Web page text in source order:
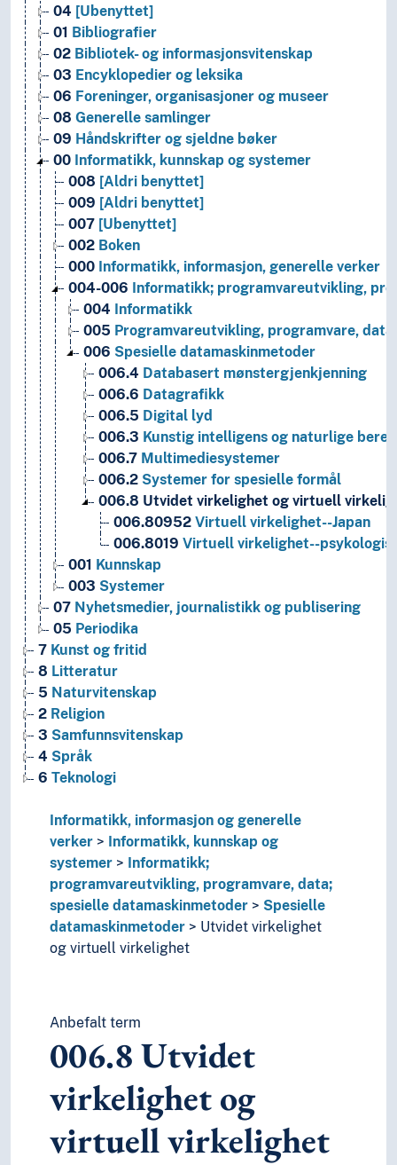
04 [Ubenyttet]
01 Bibliografier
02 Bibliotek- og informasjonsvitenskap
03 Encyklopedier og leksika
06 Foreninger, organisasjoner og museer
08 Generelle samlinger
09 Håndskrifter og sjeldne bøker
00 Informatikk, kunnskap og systemer
008 [Aldri benyttet]
009 [Aldri benyttet]
007 [Ubenyttet]
002 Boken
000 Informatikk, informasjon, generelle verker
004-006 Informatikk; programvareutvikling,
004 Informatikk
005 Programvareutvikling, programvare,
006 Spesielle datamaskinmetoder
006.4 Databasert mønstergjenkjenning
006.6 Datagrafikk
006.5 Digital lyd
006.3 Kunstig intelligens og naturlige
006.7 Multimediesystemer
006.2 Systemer for spesielle formål
006.8 Utvidet virkelighet og virtuell
006.80952 Virtuell virkelighet--Japan
006.8019 Virtuell virkelighet--
001 Kunnskap
003 Systemer
07 Nyhetsmedier, journalistikk og publisering
05 Periodika
7 Kunst og fritid
8 Litteratur
5 Naturvitenskap
2 Religion
3 Samfunnsvitenskap
4 Språk
6 Teknologi
Informatikk, informasjon og generelle
verker
Informatikk, kunnskap og
systemer
Informatikk;
programvareutvikling, programvare, data;
spesielle datamaskinmetoder
Spesielle
datamaskinmetoder
Utvidet virkelighet
og virtuell virkelighet
Anbefalt term
006.8Utvidet
virkelighet og
virtuell virkelighet